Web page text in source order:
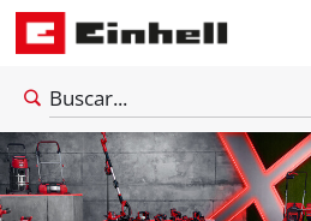
Español
English